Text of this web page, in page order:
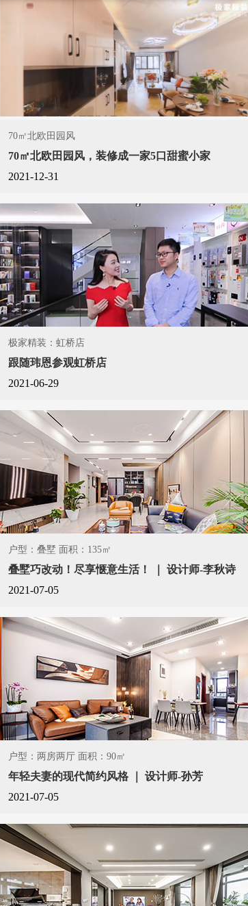
70㎡北欧田园风
70㎡北欧田园风，装修成一家5口甜蜜小家
2021-12-31
极家精装：虹桥店
跟随玮恩参观虹桥店
2021-06-29
户型：叠墅 面积：135㎡
叠墅巧改动！尽享惬意生活！ ｜ 设计师-李秋诗
2021-07-05
户型：两房两厅 面积：90㎡
年轻夫妻的现代简约风格 ｜ 设计师-孙芳
2021-07-05